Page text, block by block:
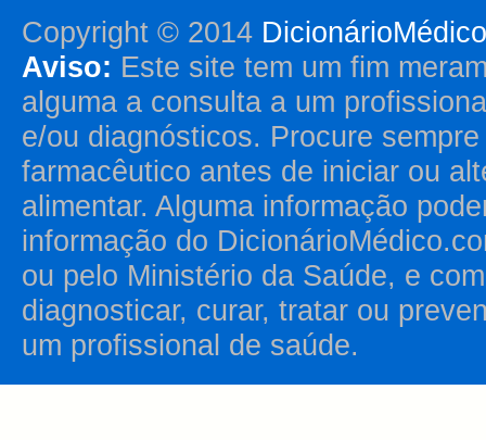
Copyright © 2014
Aviso: Este site tem um fim
alguma a consulta a um
e/ou diagnósticos. Procure
farmacêutico antes de iniciar ou
alimentar. Alguma informação
informação do
ou pelo Ministério da Saúde, e
diagnosticar, curar, tratar ou
um profissional de saúde.